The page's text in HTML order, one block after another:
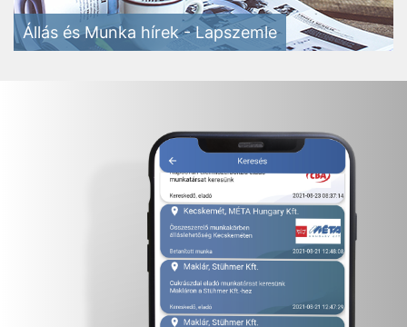
Állás és Munka hírek - Lapszemle